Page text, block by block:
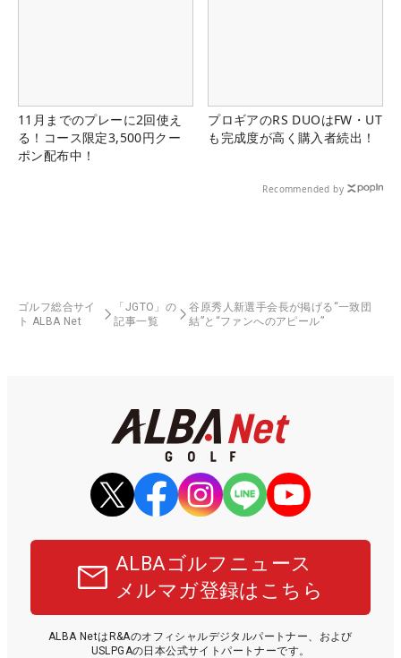
11月までのプレーに2回使え
る！コース限定3,500円クー
ポン配布中！
プロギアのRS DUOはFW・UT
も完成度が高く購入者続出！
Recommended by
ゴルフ総合サイ
ト ALBA Net
「JGTO」の
記事一覧
谷原秀人新選手会長が掲げる“一致団
結”と“ファンへのアピール”
ALBAゴルフニュース
メルマガ登録はこちら
ALBA NetはR&Aのオフィシャルデジタルパートナー、および
USLPGAの日本公式サイトパートナーです。